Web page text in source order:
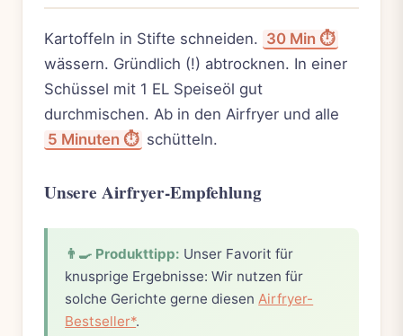
Kartoffeln in Stifte schneiden. 30 Min ⏱️
wässern. Gründlich (!) abtrocknen. In einer
Schüssel mit 1 EL Speiseöl gut
durchmischen. Ab in den Airfryer und alle
5 Minuten ⏱️ schütteln.
Unsere Airfryer-Empfehlung
👨‍🍳 Produkttipp: Unser Favorit für
knusprige Ergebnisse: Wir nutzen für
solche Gerichte gerne diesen Airfryer-
Bestseller*.